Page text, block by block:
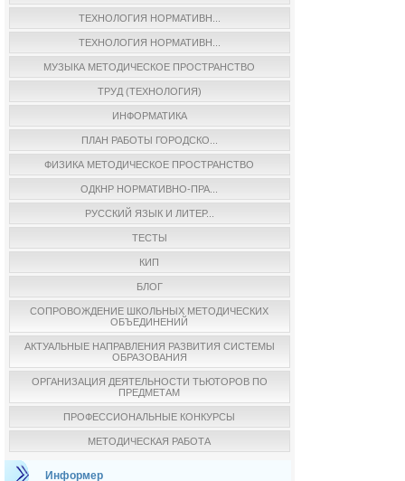
ТЕХНОЛОГИЯ НОРМАТИВН...
ТЕХНОЛОГИЯ НОРМАТИВН...
МУЗЫКА МЕТОДИЧЕСКОЕ ПРОСТРАНСТВО
ТРУД (ТЕХНОЛОГИЯ)
ИНФОРМАТИКА
ПЛАН РАБОТЫ ГОРОДСКО...
ФИЗИКА МЕТОДИЧЕСКОЕ ПРОСТРАНСТВО
ОДКНР НОРМАТИВНО-ПРА...
РУССКИЙ ЯЗЫК И ЛИТЕР...
ТЕСТЫ
КИП
БЛОГ
СОПРОВОЖДЕНИЕ ШКОЛЬНЫХ МЕТОДИЧЕСКИХ
ОБЪЕДИНЕНИЙ
АКТУАЛЬНЫЕ НАПРАВЛЕНИЯ РАЗВИТИЯ СИСТЕМЫ
ОБРАЗОВАНИЯ
ОРГАНИЗАЦИЯ ДЕЯТЕЛЬНОСТИ ТЬЮТОРОВ ПО
ПРЕДМЕТАМ
ПРОФЕССИОНАЛЬНЫЕ КОНКУРСЫ
МЕТОДИЧЕСКАЯ РАБОТА
Информер